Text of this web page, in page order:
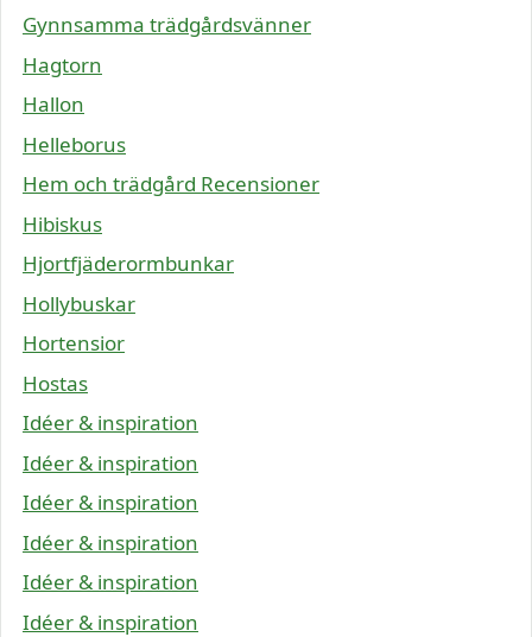
Gynnsamma trädgårdsvänner
Hagtorn
Hallon
Helleborus
Hem och trädgård Recensioner
Hibiskus
Hjortfjäderormbunkar
Hollybuskar
Hortensior
Hostas
Idéer & inspiration
Idéer & inspiration
Idéer & inspiration
Idéer & inspiration
Idéer & inspiration
Idéer & inspiration